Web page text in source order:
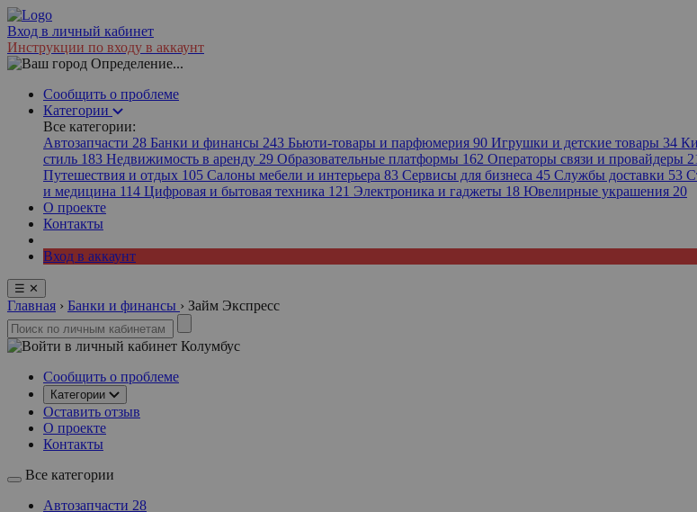
Вход в личный кабинет
Инструкции по входу в аккаунт
Определение...
Сообщить о проблеме
Категории
Все категории:
Автозапчасти 28 Банки и финансы 243 Бьюти-товары и парфюмерия 90 Игрушки и детские товары 34
стиль 183 Недвижимость в аренду 29 Образовательные платформы 162 Операторы связи и провайдеры
Путешествия и отдых 105 Салоны мебели и интерьера 83 Сервисы для бизнеса 45 Службы доставки 53
и медицина 114 Цифровая и бытовая техника 121 Электроника и гаджеты 18 Ювелирные украшения 20
О проекте
Контакты
Вход в аккаунт
☰ ✕
Главная › Банки и финансы › Займ Экспресс
Колумбус
Сообщить о проблеме
Категории
Оставить отзыв
О проекте
Контакты
Все категории
Автозапчасти 28